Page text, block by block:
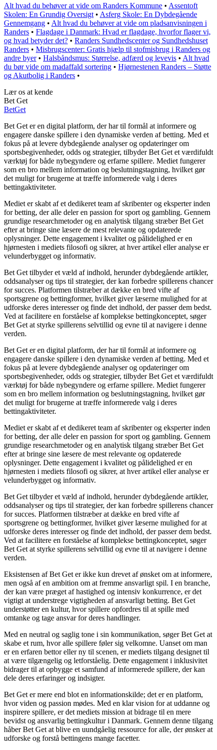
Alt hvad du behøver at vide om Randers Kommune • Assentoft
Skolen: En Grundig Oversigt • Asferg Skole: En Dybdegående
Gennemgang • Alt hvad du behøver at vide om pladsanvisningen i
Randers • Flagdage i Danmark: Hvad er flagdage, hvorfor flager vi,
og hvad betyder det? • Randers Sundhedscenter og Sundhedshuset
Randers • Misbrugscenter: Gratis hjælp til stofmisbrug i Randers og
andre byer• Halsbåndsmus: Størrelse, adfærd og levevis • Alt hvad
du bør vide om madaffald sortering • Hjørnestenen Randers – Støtte
og Akutbolig i Randers •
Lær os at kende
Bet Get
BetGet
Bet Get er en digital platform, der har til formål at informere og
engagere danske spillere i den dynamiske verden af betting. Med et
fokus på at levere dybdegående analyser og opdateringer om
sportsbegivenheder, odds og strategier, tilbyder Bet Get et værdifuldt
værktøj for både nybegyndere og erfarne spillere. Mediet fungerer
som en bro mellem information og beslutningstagning, hvilket gør
det muligt for brugerne at træffe informerede valg i deres
bettingaktiviteter.
Mediet er skabt af et dedikeret team af skribenter og eksperter inden
for betting, der alle deler en passion for sport og gambling. Gennem
grundige researchmetoder og en analytisk tilgang stræber Bet Get
efter at bringe sine læsere de mest relevante og opdaterede
oplysninger. Dette engagement i kvalitet og pålidelighed er en
hjørnesten i mediets filosofi og sikrer, at hver artikel eller analyse er
velunderbygget og informativ.
Bet Get tilbyder et væld af indhold, herunder dybdegående artikler,
oddsanalyser og tips til strategier, der kan forbedre spillerens chancer
for succes. Platformen tilstræber at dække en bred vifte af
sportsgrene og bettingformer, hvilket giver læserne mulighed for at
udforske deres interesser og finde det indhold, der passer dem bedst.
Ved at facilitere en forståelse af komplekse bettingkonceptet, søger
Bet Get at styrke spillerens selvtillid og evne til at navigere i denne
verden.
Bet Get er en digital platform, der har til formål at informere og
engagere danske spillere i den dynamiske verden af betting. Med et
fokus på at levere dybdegående analyser og opdateringer om
sportsbegivenheder, odds og strategier, tilbyder Bet Get et værdifuldt
værktøj for både nybegyndere og erfarne spillere. Mediet fungerer
som en bro mellem information og beslutningstagning, hvilket gør
det muligt for brugerne at træffe informerede valg i deres
bettingaktiviteter.
Mediet er skabt af et dedikeret team af skribenter og eksperter inden
for betting, der alle deler en passion for sport og gambling. Gennem
grundige researchmetoder og en analytisk tilgang stræber Bet Get
efter at bringe sine læsere de mest relevante og opdaterede
oplysninger. Dette engagement i kvalitet og pålidelighed er en
hjørnesten i mediets filosofi og sikrer, at hver artikel eller analyse er
velunderbygget og informativ.
Bet Get tilbyder et væld af indhold, herunder dybdegående artikler,
oddsanalyser og tips til strategier, der kan forbedre spillerens chancer
for succes. Platformen tilstræber at dække en bred vifte af
sportsgrene og bettingformer, hvilket giver læserne mulighed for at
udforske deres interesser og finde det indhold, der passer dem bedst.
Ved at facilitere en forståelse af komplekse bettingkonceptet, søger
Bet Get at styrke spillerens selvtillid og evne til at navigere i denne
verden.
Eksistensen af Bet Get er ikke kun drevet af ønsket om at informere,
men også af en ambition om at fremme ansvarligt spil. I en branche,
der kan være præget af hastighed og intensiv konkurrence, er det
vigtigt at understrege vigtigheden af ansvarligt betting. Bet Get
understøtter en kultur, hvor spillere opfordres til at spille med
omtanke og tage ansvar for deres handlinger.
Med en neutral og saglig tone i sin kommunikation, søger Bet Get at
skabe et rum, hvor alle spillere føler sig velkomne. Uanset om man
er en erfaren bettor eller ny til scenen, er mediets tilgang designet til
at være tilgængelig og letforståelig. Dette engagement i inklusivitet
bidrager til at opbygge et samfund af informerede spillere, der kan
dele deres erfaringer og indsigter.
Bet Get er mere end blot en informationskilde; det er en platform,
hvor viden og passion mødes. Med en klar vision for at uddanne og
inspirere spillere, er det mediets mission at bidrage til en mere
bevidst og ansvarlig bettingkultur i Danmark. Gennem denne tilgang
håber Bet Get at blive en uundgåelig ressource for alle, der ønsker at
udforske og forstå bettingens mange facetter.